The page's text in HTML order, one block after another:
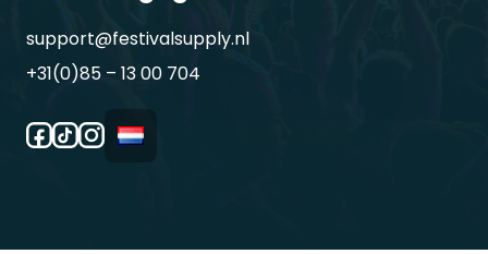
support@festivalsupply.nl
+31(0)85 – 13 00 704